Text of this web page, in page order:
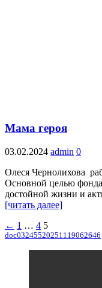
Мама героя
03.02.2024 admin 0
Олеся Чернолихова
Основной целью фонда
достойной жизни и
[читать далее]
Пагинация
записей
← 1 … 4 5
doc03245520251119062646